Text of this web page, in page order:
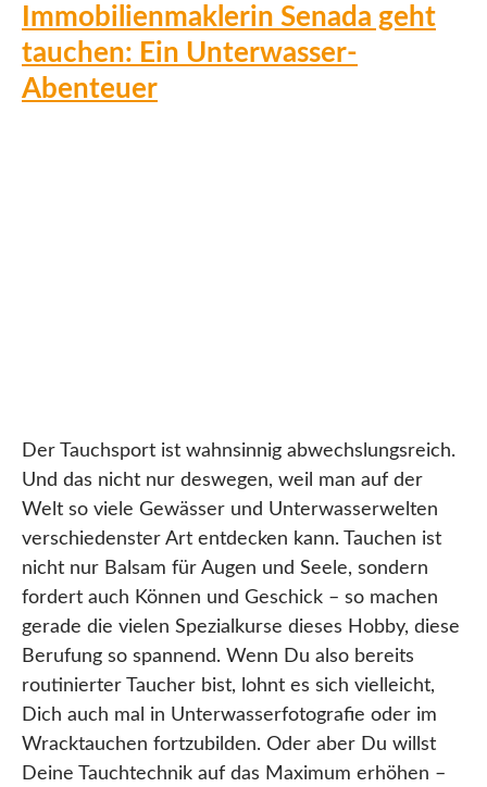
Immobilienmaklerin Senada geht
tauchen: Ein Unterwasser-
Abenteuer
Der Tauchsport ist wahnsinnig abwechslungsreich.
Und das nicht nur deswegen, weil man auf der
Welt so viele Gewässer und Unterwasserwelten
verschiedenster Art entdecken kann. Tauchen ist
nicht nur Balsam für Augen und Seele, sondern
fordert auch Können und Geschick – so machen
gerade die vielen Spezialkurse dieses Hobby, diese
Berufung so spannend. Wenn Du also bereits
routinierter Taucher bist, lohnt es sich vielleicht,
Dich auch mal in Unterwasserfotografie oder im
Wracktauchen fortzubilden. Oder aber Du willst
Deine Tauchtechnik auf das Maximum erhöhen –